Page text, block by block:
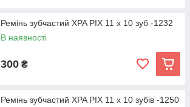
Ремінь зубчастий XPA PIX 11 х 10 зуб -1232
В наявності
300 ₴
Ремінь зубчастий XPA PIX 11 х 10 зубів -1250